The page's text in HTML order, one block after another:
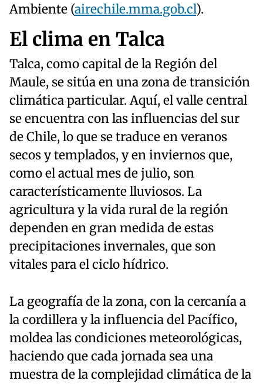
Ambiente (airechile.mma.gob.cl).
El clima en Talca
Talca, como capital de la Región del
Maule, se sitúa en una zona de transición
climática particular. Aquí, el valle central
se encuentra con las influencias del sur
de Chile, lo que se traduce en veranos
secos y templados, y en inviernos que,
como el actual mes de julio, son
característicamente lluviosos. La
agricultura y la vida rural de la región
dependen en gran medida de estas
precipitaciones invernales, que son
vitales para el ciclo hídrico.
La geografía de la zona, con la cercanía a
la cordillera y la influencia del Pacífico,
moldea las condiciones meteorológicas,
haciendo que cada jornada sea una
muestra de la complejidad climática de la